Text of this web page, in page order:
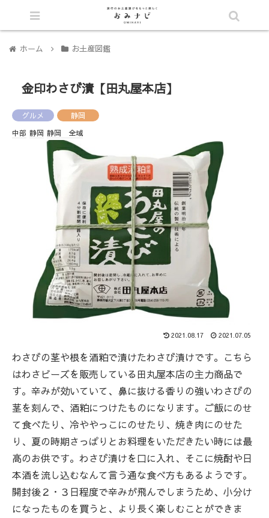
ホーム お土産図鑑
金印わさび漬【田丸屋本店】
グルメ
静岡
中部 静岡 静岡 全域
2021.08.17 2021.07.05
わさびの茎や根を酒粕で漬けたわさび漬けです。こちら
はわさビーズを販売している田丸屋本店の主力商品で
す。辛みが効いていて、鼻に抜ける香りの強いわさびの
茎を刻んで、酒粕につけたものになります。ご飯にのせ
て食べたり、冷ややっこにのせたり、焼き肉にのせた
り、夏の時期さっぱりとお料理をいただきたい時には最
高のお供です。わさび漬けを口に入れ、そこに焼酎や日
本酒を流し込むなんて言う通な食べ方もあるようです。
開封後２・３日程度で辛みが飛んでしまうため、小分け
になったものを買うと、より長く楽しむことができま
シェア